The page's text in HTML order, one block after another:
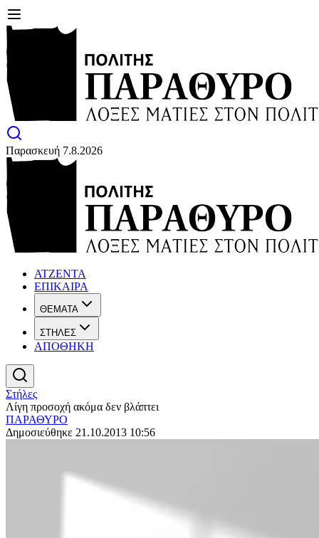
Παρασκευή 7.8.2026
ΑΤΖΕΝΤΑ
ΕΠΙΚΑΙΡΑ
ΘΕΜΑΤΑ
ΣΤΗΛΕΣ
ΑΠΟΘΗΚΗ
Στήλες
Λίγη προσοχή ακόμα δεν βλάπτει
ΠΑΡΑΘΥΡΟ
Δημοσιεύθηκε 21.10.2013 10:56